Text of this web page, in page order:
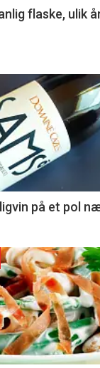
flaske, ulik
på et pol